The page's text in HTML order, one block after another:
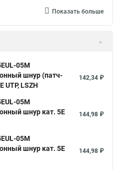
Показать больше
05M
шнур (патч-
UTP, LSZH
142,34 ₽
05M
шнур кат. 5Е
144,98 ₽
05M
шнур кат. 5Е
144,98 ₽